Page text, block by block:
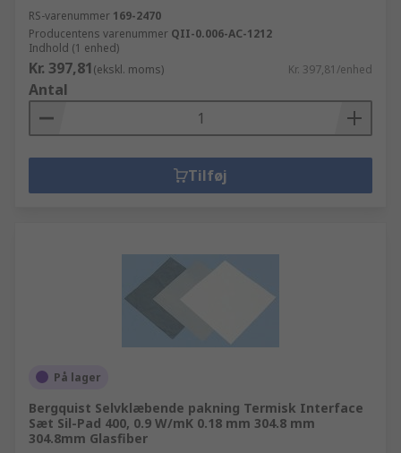
RS-varenummer 169-2470
Producentens varenummer QII-0.006-AC-1212
Indhold (1 enhed)
Kr. 397,81(ekskl. moms) Kr. 397,81/enhed
Antal
Tilføj
På lager
Bergquist Selvklæbende pakning Termisk Interface
Sæt Sil-Pad 400, 0.9 W/mK 0.18 mm 304.8 mm
304.8mm Glasfiber